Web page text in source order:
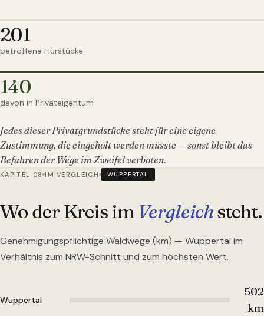
201
betroffene Flurstücke
140
davon in Privateigentum
Jedes dieser Privatgrundstücke steht für eine eigene
Zustimmung, die eingeholt werden müsste — sonst bleibt das
Befahren der Wege im Zweifel verboten.
KAPITEL 08 IM VERGLEICH WUPPERTAL
Wo der Kreis im Vergleichsteht.
Genehmigungspflichtige Waldwege (km) — Wuppertal im
Verhältnis zum NRW-Schnitt und zum höchsten Wert.
Wuppertal
502
km